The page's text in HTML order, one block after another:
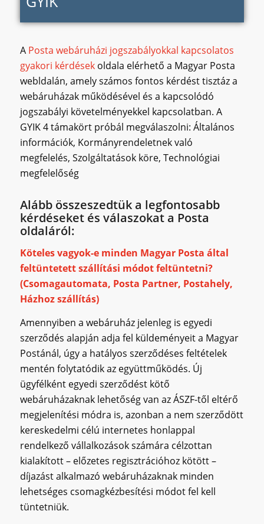
A Posta webáruházi jogszabályokkal kapcsolatos
gyakori kérdésekoldala elérhető a Magyar Posta
webldalán, amely számos fontos kérdést tisztáz a
webáruházak működésével és a kapcsolódó
jogszabályi követelményekkel kapcsolatban. A
GYIK 4 támakört próbál megválaszolni: Általános
információk, Kormányrendeletnek való
megfelelés, Szolgáltatások köre, Technológiai
megfelelőség
Alább összeszedtük a legfontosabb
kérdéseket és válaszokat a Posta
oldaláról:
Köteles vagyok-e minden Magyar Posta által
feltüntetett szállítási módot feltüntetni?
(Csomagautomata, Posta Partner, Postahely,
Házhoz szállítás)
Amennyiben a webáruház jelenleg is egyedi
szerződés alapján adja fel küldeményeit a Magyar
Postánál, úgy a hatályos szerződéses feltételek
mentén folytatódik az együttműködés. Új
ügyfélként egyedi szerződést kötő
webáruházaknak lehetőség van az ÁSZF-től eltérő
megjelenítési módra is, azonban a nem szerződött
kereskedelmi célú internetes honlappal
rendelkező vállalkozások számára célzottan
kialakított – előzetes regisztrációhoz kötött –
díjazást alkalmazó webáruházaknak minden
lehetséges csomagkézbesítési módot fel kell
tüntetniük.